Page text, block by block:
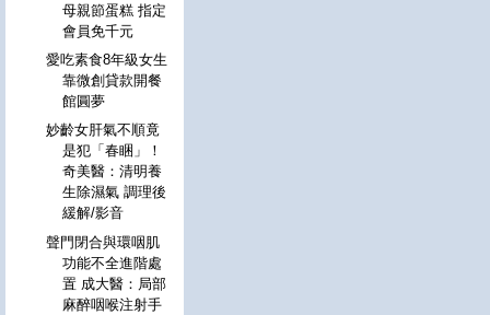
母親節蛋糕 指定
會員免千元
愛吃素食8年級女生
靠微創貸款開餐
館圓夢
妙齡女肝氣不順竟
是犯「春睏」！
奇美醫：清明養
生除濕氣 調理後
緩解/影音
聲門閉合與環咽肌
功能不全進階處
置 成大醫：局部
麻醉咽喉注射手